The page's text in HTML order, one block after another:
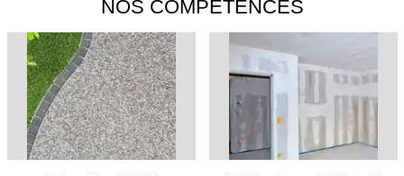
NOS COMPÉTENCES